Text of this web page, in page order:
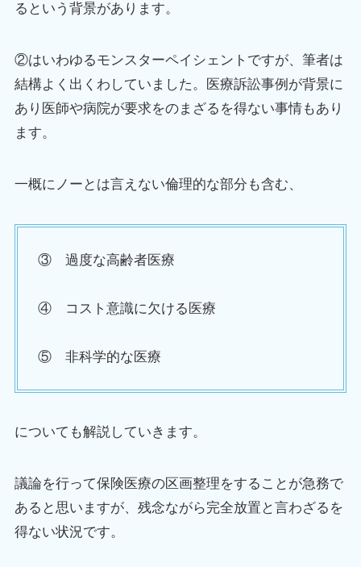
るという背景があります。
②はいわゆるモンスターペイシェントですが、筆者は
結構よく出くわしていました。医療訴訟事例が背景に
あり医師や病院が要求をのまざるを得ない事情もあり
ます。
一概にノーとは言えない倫理的な部分も含む、
③ 過度な高齢者医療
④ コスト意識に欠ける医療
⑤ 非科学的な医療
についても解説していきます。
議論を行って保険医療の区画整理をすることが急務で
あると思いますが、残念ながら完全放置と言わざるを
得ない状況です。